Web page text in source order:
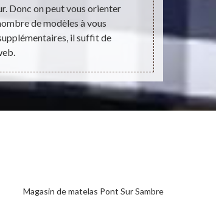
Donc on peut vous orienter
de modèles à vous
il suffit de
effet, restez
Magasin de matelas Pont Sur Sambre